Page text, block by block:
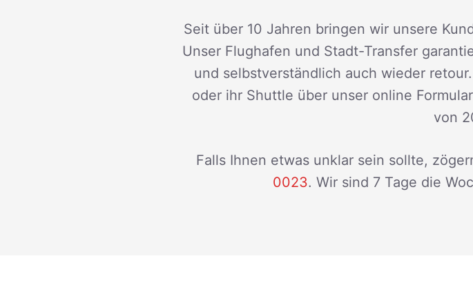
Seit über 10 Jahren bringen wir unsere
Unser Flughafen und Stadt-Transfer
und selbstverständlich auch wieder
oder ihr Shuttle über unser online
von
Falls Ihnen etwas unklar sein sollte,
0023. Wir sind 7 Tage die